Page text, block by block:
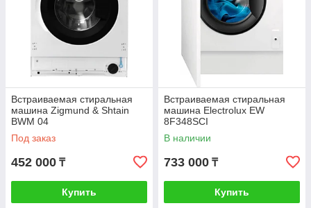
Встраиваемая стиральная
машина Zigmund & Shtain
BWM 04
Под заказ
452 000 ₸
Купить
Встраиваемая стиральная
машина Electrolux EW
8F348SCI
В наличии
733 000 ₸
Купить